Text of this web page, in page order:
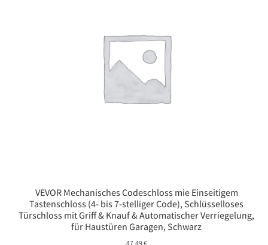
VEVOR Mechanisches Codeschloss mie Einseitigem
Tastenschloss (4- bis 7-stelliger Code), Schlüsselloses
Türschloss mit Griff & Knauf & Automatischer Verriegelung,
für Haustüren Garagen, Schwarz
47,49€